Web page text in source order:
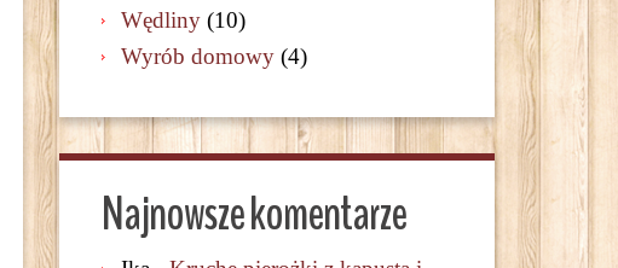
Wędliny (10)
Wyrób domowy (4)
Najnowsze komentarze